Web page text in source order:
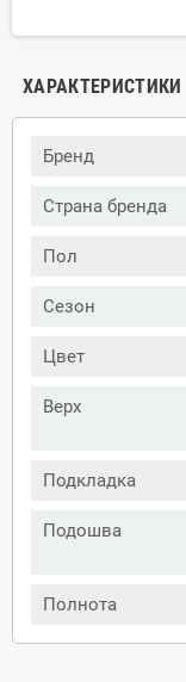
ХАРАКТЕРИСТИКИ
Бренд
Страна бренда
Пол
Сезон
Цвет
Верх
Подкладка
Подошва
Полнота